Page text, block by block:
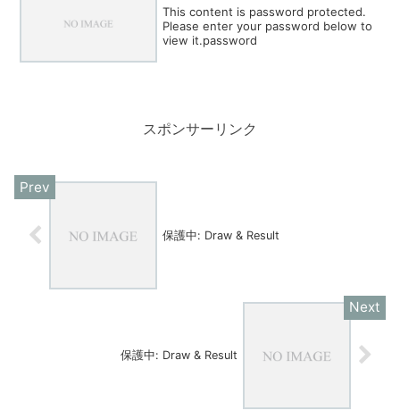
This content is password protected.
Please enter your password below to
view it.password
スポンサーリンク
保護中: Draw & Result
保護中: Draw & Result